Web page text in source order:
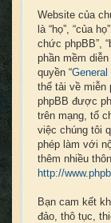
Website của
là “họ”, “của
chức phpBB”,
phần mềm
quyền “
thể tải về miễn
phpBB được
trên mạng, tổ
việc chúng tôi
phép làm với
thêm nhiều
http://
Bạn cam kết
đảo, thô tục,